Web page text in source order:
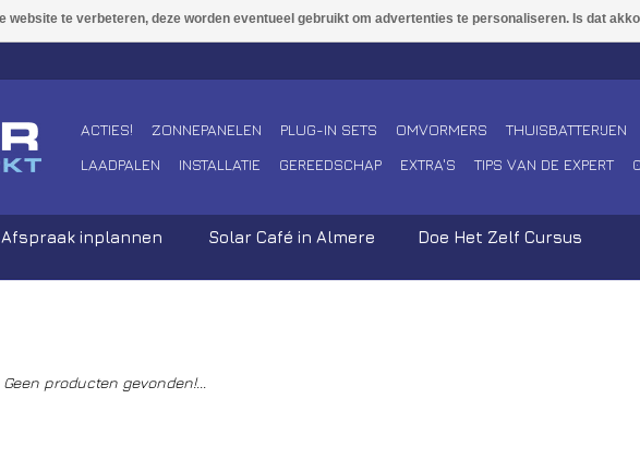
ACTIES! ZONNEPANELEN PLUG-IN SETS OMVORMERS
THUISBATTERIJEN
LAADPALEN
INSTALLATIE GEREEDSCHAP EXTRA'S TIPS VAN DE EXPERT
Afspraak inplannen Solar Café in Almere Doe Het Zelf Cursus
Geen producten gevonden!...